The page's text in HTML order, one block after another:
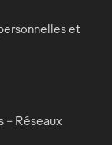
et
- Réseaux